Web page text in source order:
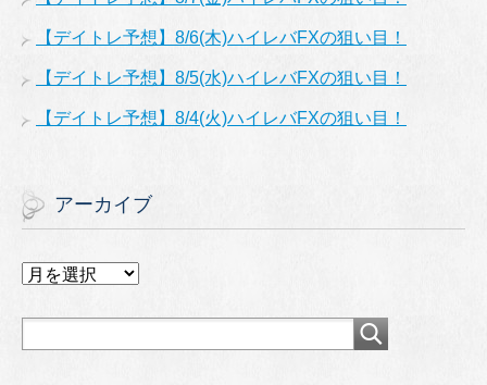
【デイトレ予想】8/6(木)ハイレバFXの狙い目！
【デイトレ予想】8/5(水)ハイレバFXの狙い目！
【デイトレ予想】8/4(火)ハイレバFXの狙い目！
アーカイブ
ア
カ